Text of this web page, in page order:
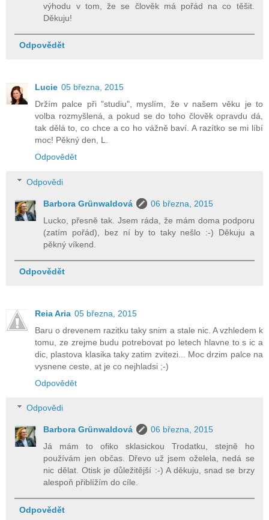
výhodu v tom, že se člověk má pořád na co těšit.
Děkuju!
Odpovědět
Lucie 05 března, 2015
Držím palce při "studiu", myslím, že v našem věku je to
volba rozmyšlená, a pokud se do toho člověk opravdu dá,
tak dělá to, co chce a co ho vážně baví. A razítko se mi líbí
moc! Pěkný den, L.
Odpovědět
Odpovědi
Barbora Grünwaldová
06 března, 2015
Lucko, přesně tak. Jsem ráda, že mám doma podporu
(zatím pořád), bez ní by to taky nešlo :-) Děkuju a
pěkný víkend.
Odpovědět
Reia Aria 05 března, 2015
Baru o drevenem razitku taky snim a stale nic. A vzhledem k
tomu, ze zrejme budu potrebovat po letech hlavne to s ic a
dic, plastova klasika taky zatim zvitezi... Moc drzim palce na
vysnene ceste, at je co nejhladsi ;-)
Odpovědět
Odpovědi
Barbora Grünwaldová
06 března, 2015
Já mám to ofiko sklasickou Trodatku, stejně ho
používám jen občas. Dřevo už jsem oželela, nedá se
nic dělat. Otisk je důležitější :-) A děkuju, snad se brzy
alespoň přiblížím do cíle.
Odpovědět